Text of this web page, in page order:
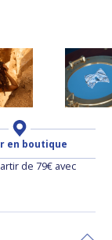
en boutique
de 79€ avec